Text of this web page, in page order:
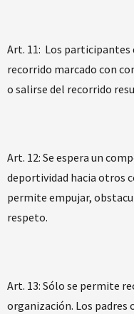
Art. 11: Los
recorrido marcado con
o salirse del recorrido
Art. 12: Se espera un
deportividad hacia otros
permite empujar,
respeto.
​Art. 13: Sólo se permite
organización. Los padres